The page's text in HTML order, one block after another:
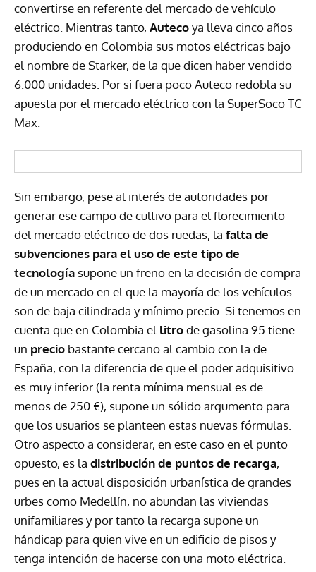
convertirse en referente del mercado de vehículo
eléctrico. Mientras tanto, Autecoya lleva cinco años
produciendo en Colombia sus motos eléctricas bajo
el nombre de Starker, de la que dicen haber vendido
6.000 unidades. Por si fuera poco Auteco redobla su
apuesta por el mercado eléctrico con la SuperSoco TC
Max.
Sin embargo, pese al interés de autoridades por
generar ese campo de cultivo para el florecimiento
del mercado eléctrico de dos ruedas, la falta de
subvenciones para el uso de este tipo de
tecnología supone un freno en la decisión de compra
de un mercado en el que la mayoría de los vehículos
son de baja cilindrada y mínimo precio. Si tenemos en
cuenta que en Colombia el litrode gasolina 95 tiene
un precio bastante cercano al cambio con la de
España, con la diferencia de que el poder adquisitivo
es muy inferior (la renta mínima mensual es de
menos de 250 €), supone un sólido argumento para
que los usuarios se planteen estas nuevas fórmulas.
Otro aspecto a considerar, en este caso en el punto
opuesto, es la distribución de puntos de recarga,
pues en la actual disposición urbanística de grandes
urbes como Medellín, no abundan las viviendas
unifamiliares y por tanto la recarga supone un
hándicap para quien vive en un edificio de pisos y
tenga intención de hacerse con una moto eléctrica.